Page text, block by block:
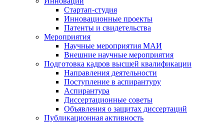
Стартап-студия
Инновационные проекты
Патенты и свидетельства
Мероприятия
Научные мероприятия МАИ
Внешние научные мероприятия
Подготовка кадров высшей квалификации
Направления деятельности
Поступление в аспирантуру
Аспирантура
Диссертационные советы
Объявления о защитах диссертаций
Публикационная активность